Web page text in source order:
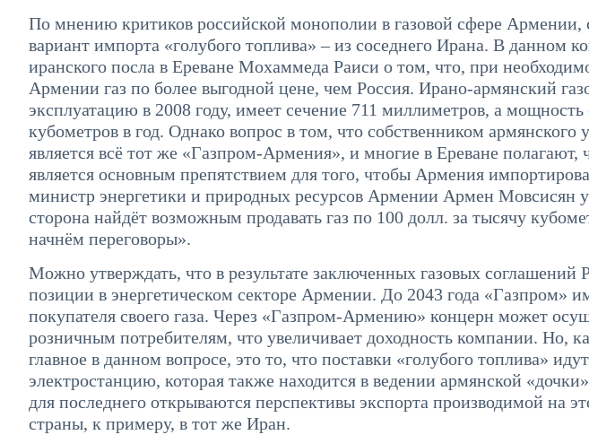
По мнению критиков российской монополии в газовой сфере Армении,
вариант импорта «голубого топлива» – из соседнего Ирана. В данном
иранского посла в Ереване Мохаммеда Раиси о том, что, при
Армении газ по более выгодной цене, чем Россия. Ирано-армянский
эксплуатацию в 2008 году, имеет сечение 711 миллиметров, а мощность
кубометров в год. Однако вопрос в том, что собственником армянского
является всё тот же «Газпром-Армения», и многие в Ереване
является основным препятствием для того, чтобы Армения
министр энергетики и природных ресурсов Армении Армен Мовсисян
сторона найдёт возможным продавать газ по 100 долл. за тысячу
начнём переговоры».
Можно утверждать, что в результате заключенных газовых соглашений
позиции в энергетическом секторе Армении. До 2043 года «Газпром»
покупателя своего газа. Через «Газпром-Армению» концерн может
розничным потребителям, что увеличивает доходность компании. Но,
главное в данном вопросе, это то, что поставки «голубого топлива»
электростанцию, которая также находится в ведении армянской
для последнего открываются перспективы экспорта производимой на
страны, к примеру, в тот же Иран.